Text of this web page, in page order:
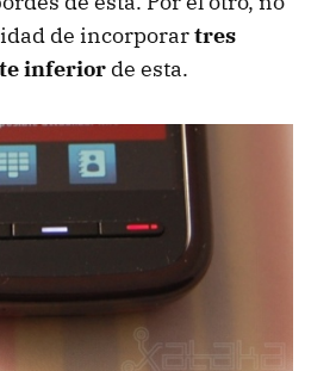
de incorporartres
inferior de esta.